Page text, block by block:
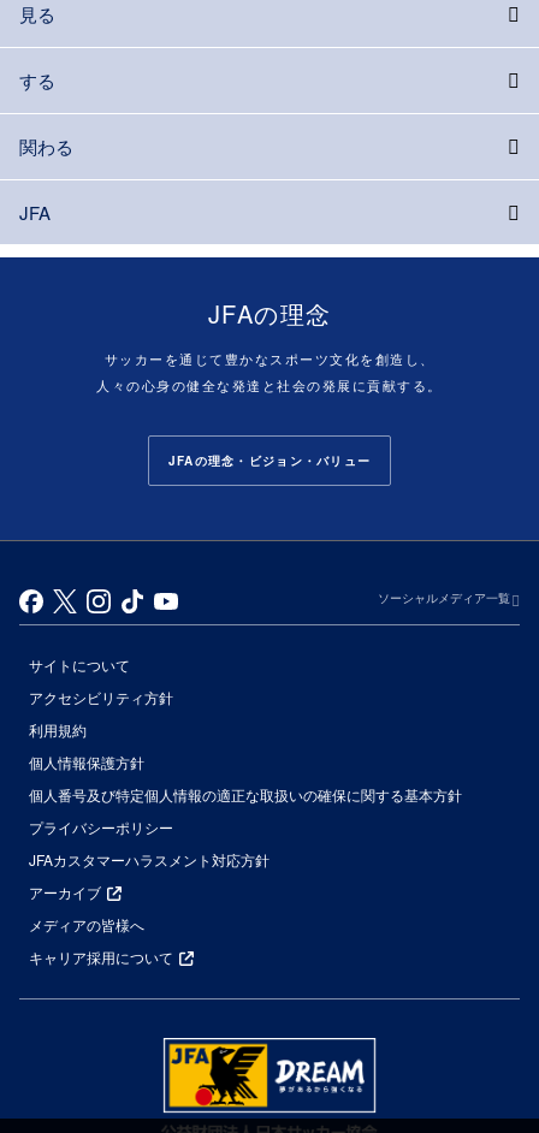
見る
する
関わる
JFA
JFAの理念
サッカーを通じて豊かなスポーツ文化を創造し、
人々の心身の健全な発達と社会の発展に貢献する。
JFAの理念・ビジョン・バリュー
ソーシャルメディア一覧
サイトについて
アクセシビリティ方針
利用規約
個人情報保護方針
個人番号及び特定個人情報の適正な取扱いの確保に関する基本方針
プライバシーポリシー
JFAカスタマーハラスメント対応方針
アーカイブ
メディアの皆様へ
キャリア採用について